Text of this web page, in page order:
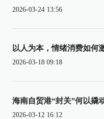
2026-03-24 13:56
以人为本，情绪消费如何
2026-03-18 09:18
海南自贸港“封关”何以撬
2026-03-12 16:12